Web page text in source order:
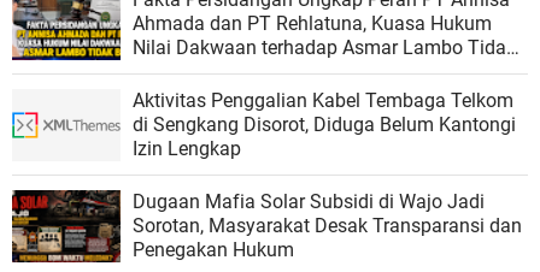
Ahmada dan PT Rehlatuna, Kuasa Hukum
Nilai Dakwaan terhadap Asmar Lambo Tidak
Berdasar
Aktivitas Penggalian Kabel Tembaga Telkom
di Sengkang Disorot, Diduga Belum Kantongi
Izin Lengkap
Dugaan Mafia Solar Subsidi di Wajo Jadi
Sorotan, Masyarakat Desak Transparansi dan
Penegakan Hukum